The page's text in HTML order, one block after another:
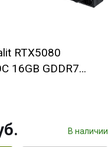
RTX5080
16GB GDDR7
3FAN RTL
В наличии